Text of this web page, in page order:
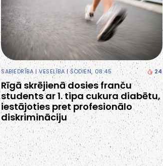
SABIEDRĪBA |VESELĪBA| ŠODIEN, 08:45 24
Rīgā skrējienā dosies franču
students ar 1. tipa cukura diabētu,
iestājoties pret profesionālo
diskrimināciju